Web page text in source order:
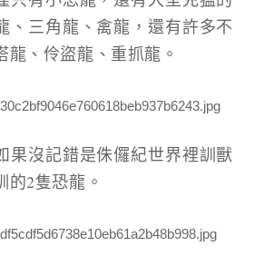
、三角龍、禽龍，還有許多不
龍、伶盜龍、重抓龍。
果沒記錯是侏儸紀世界裡訓獸
的2隻恐龍。